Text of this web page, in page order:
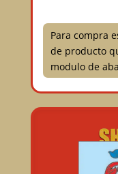
Para compra
de producto
modulo de